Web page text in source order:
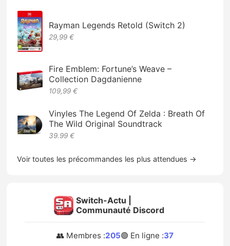
Rayman Legends Retold (Switch 2)
29,99 €
Fire Emblem: Fortune’s Weave –
Collection Dagdanienne
109,99 €
Vinyles The Legend Of Zelda : Breath Of
The Wild Original Soundtrack
39.99 €
Voir toutes les précommandes les plus attendues →
Switch-Actu |
Communauté Discord
👥 Membres :205🟢 En ligne :37